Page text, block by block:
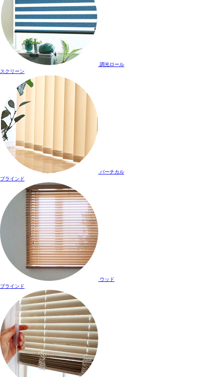
調光ロール
スクリーン
バーチカル
ブラインド
ウッド
ブラインド